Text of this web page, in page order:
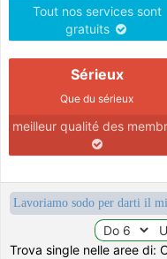
Tout nos services sont
gratuits
Sérieux
Que du sérieux
meilleur qualité des
Lavoriamo sodo per darti il
Trova single nelle aree di: